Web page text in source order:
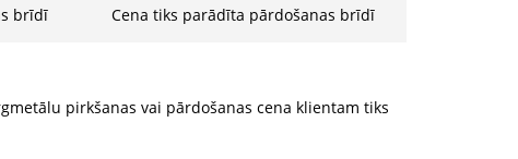
brīdī Cena tiks parādīta pārdošanas brīdī
pirkšanas vai pārdošanas cena klientam tiks